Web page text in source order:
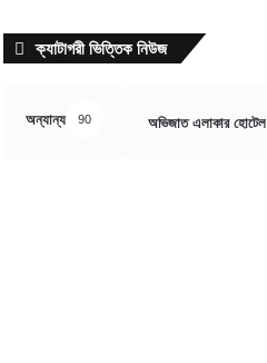
ক্যাটাগরী ভিত্তিক নিউজ
অন্যান্য 90 অভিজাত এলাকার হোটেল